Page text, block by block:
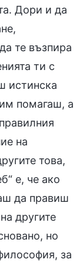
Дори и да
те възпира
ти с
истинска
помагаш, а
на
това,
е, че ако
да правиш
другите
но
за